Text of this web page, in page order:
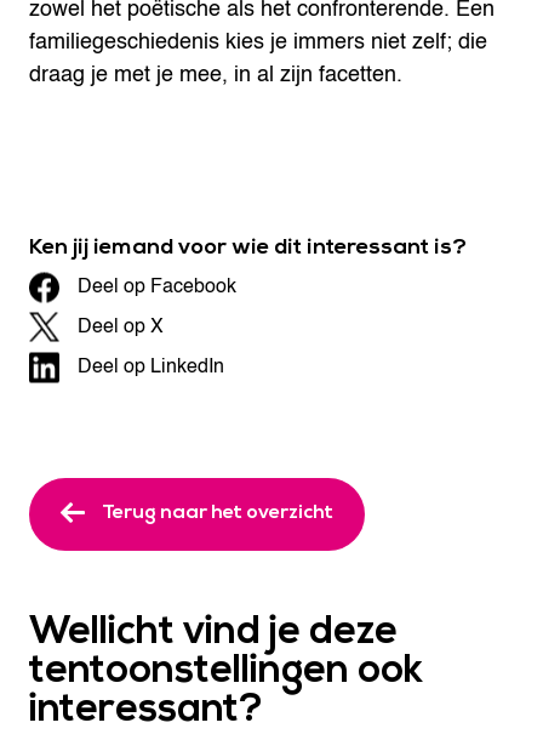
zowel het poëtische als het confronterende. Een
familiegeschiedenis kies je immers niet zelf; die
draag je met je mee, in al zijn facetten.
Ken jij iemand voor wie dit interessant is?
Deel op Facebook
Deel op X
Deel op LinkedIn
Terug naar het overzicht
Wellicht vind je deze
tentoonstellingen ook
interessant?